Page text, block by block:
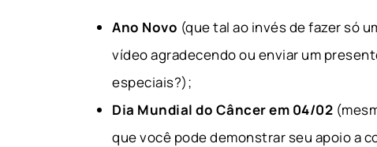
Ano Novo (que tal ao invés de fazer só
vídeo agradecendo ou enviar um
especiais?);
Dia Mundial do Câncer em 04/02
que você pode demonstrar seu apoio a